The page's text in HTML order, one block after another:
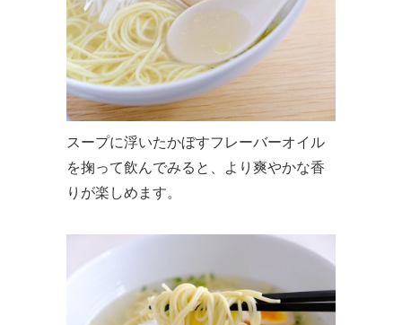
スープに浮いたかぼすフレーバーオイル
を掬って飲んでみると、より爽やかな香
りが楽しめます。